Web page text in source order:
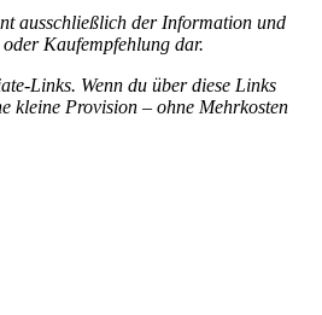
ausschließlich der Information und
Kaufempfehlung dar.
Links. Wenn du über diese Links
kleine Provision – ohne Mehrkosten